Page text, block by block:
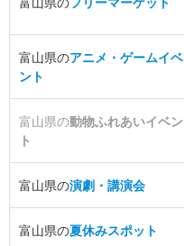
富山県のアニメ・ゲームイベ
ント
富山県の動物ふれあいイベン
ト
富山県の演劇・講演会
富山県の夏休みスポット